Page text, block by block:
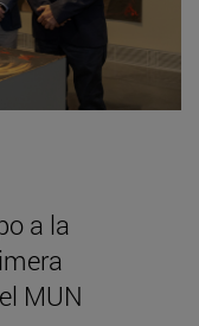
a la
MUN